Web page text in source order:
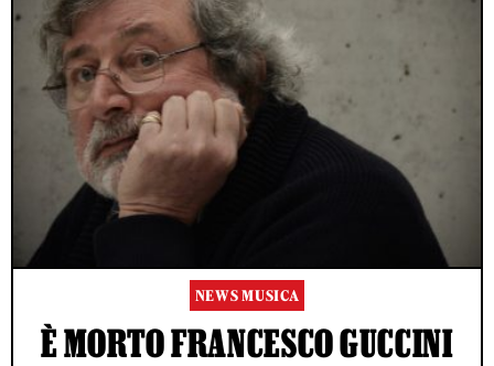
NEWS MUSICA
È MORTO FRANCESCO GUCCINI